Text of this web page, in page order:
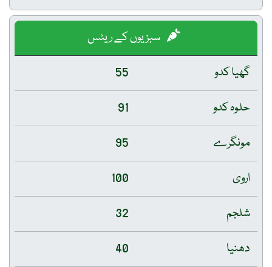
سبزیوں کے ریٹس
گھیا کدو
55
حلوہ کدو
91
مونگرے
95
اروی
100
شلجم
32
دھنیا
40